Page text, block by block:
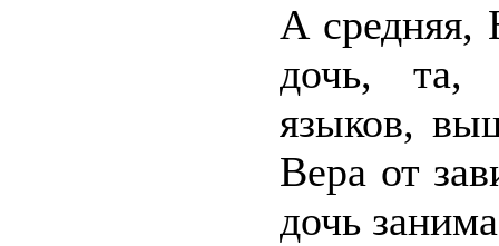
А средняя,
дочь, та,
языков,
Вера от
дочь